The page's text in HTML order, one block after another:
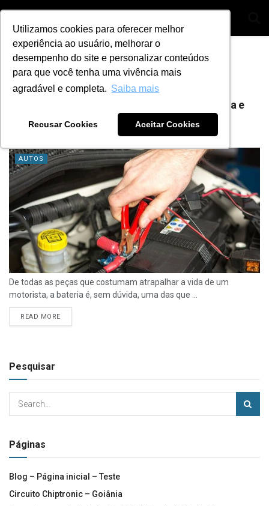
Utilizamos cookies para oferecer melhor
experiência ao usuário, melhorar o
desempenho do site e personalizar conteúdos
para que você tenha uma vivência mais
agradável e completa. Saiba mais
Recusar Cookies Aceitar Cookies
Home Tag Tempo com veículo parado
Tag:Tempo com veículo parado
Aprenda qual é a vida útil da bateria automotiva e
como aumentá-la
1 DE JULHO DE 2021
AUTOS
De todas as peças que costumam atrapalhar a vida de um
motorista, a bateria é, sem dúvida, uma das que ...
READ MORE
Pesquisar
Páginas
Blog – Página inicial – Teste
Circuito Chiptronic – Goiânia